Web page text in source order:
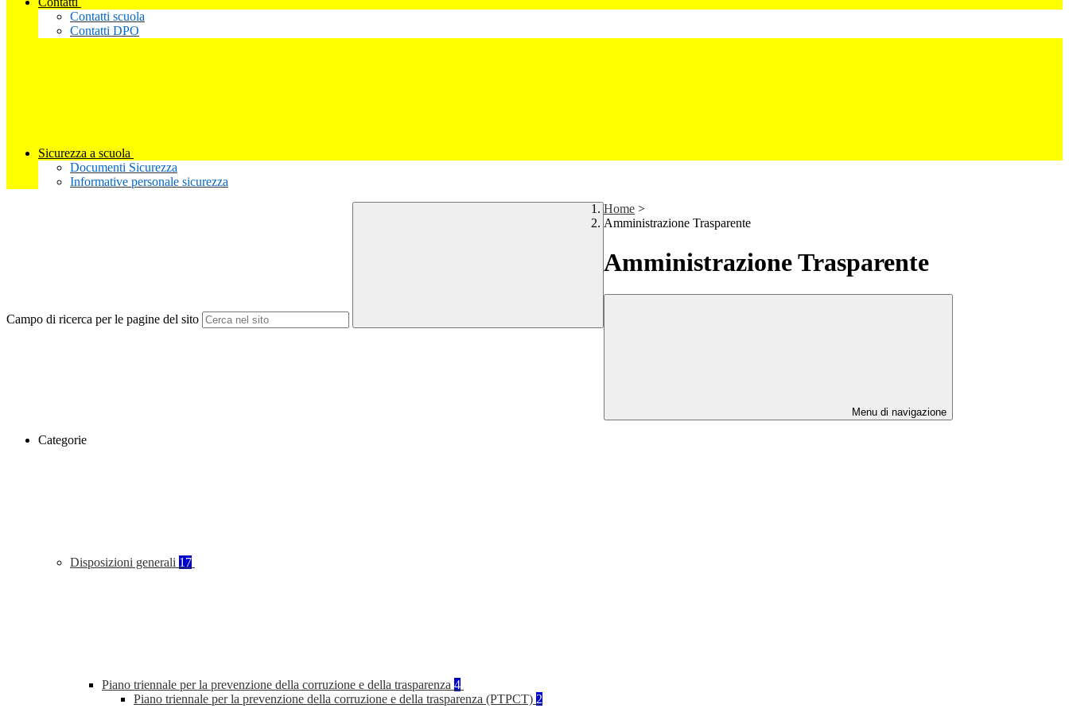
Contatti scuola
Contatti DPO
Sicurezza a scuola
Documenti Sicurezza
Informative personale sicurezza
Campo di ricerca per le pagine del sito
Home >
Amministrazione Trasparente
Amministrazione Trasparente
Menu di navigazione
Categorie
Disposizioni generali 17
Piano triennale per la prevenzione della corruzione e della trasparenza 4
Piano triennale per la prevenzione della corruzione e della trasparenza (PTPCT) 2